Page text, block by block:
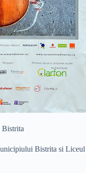
Bistrita
Bistrita si Liceul